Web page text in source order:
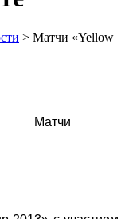
> Матчи «Yellow
Матчи